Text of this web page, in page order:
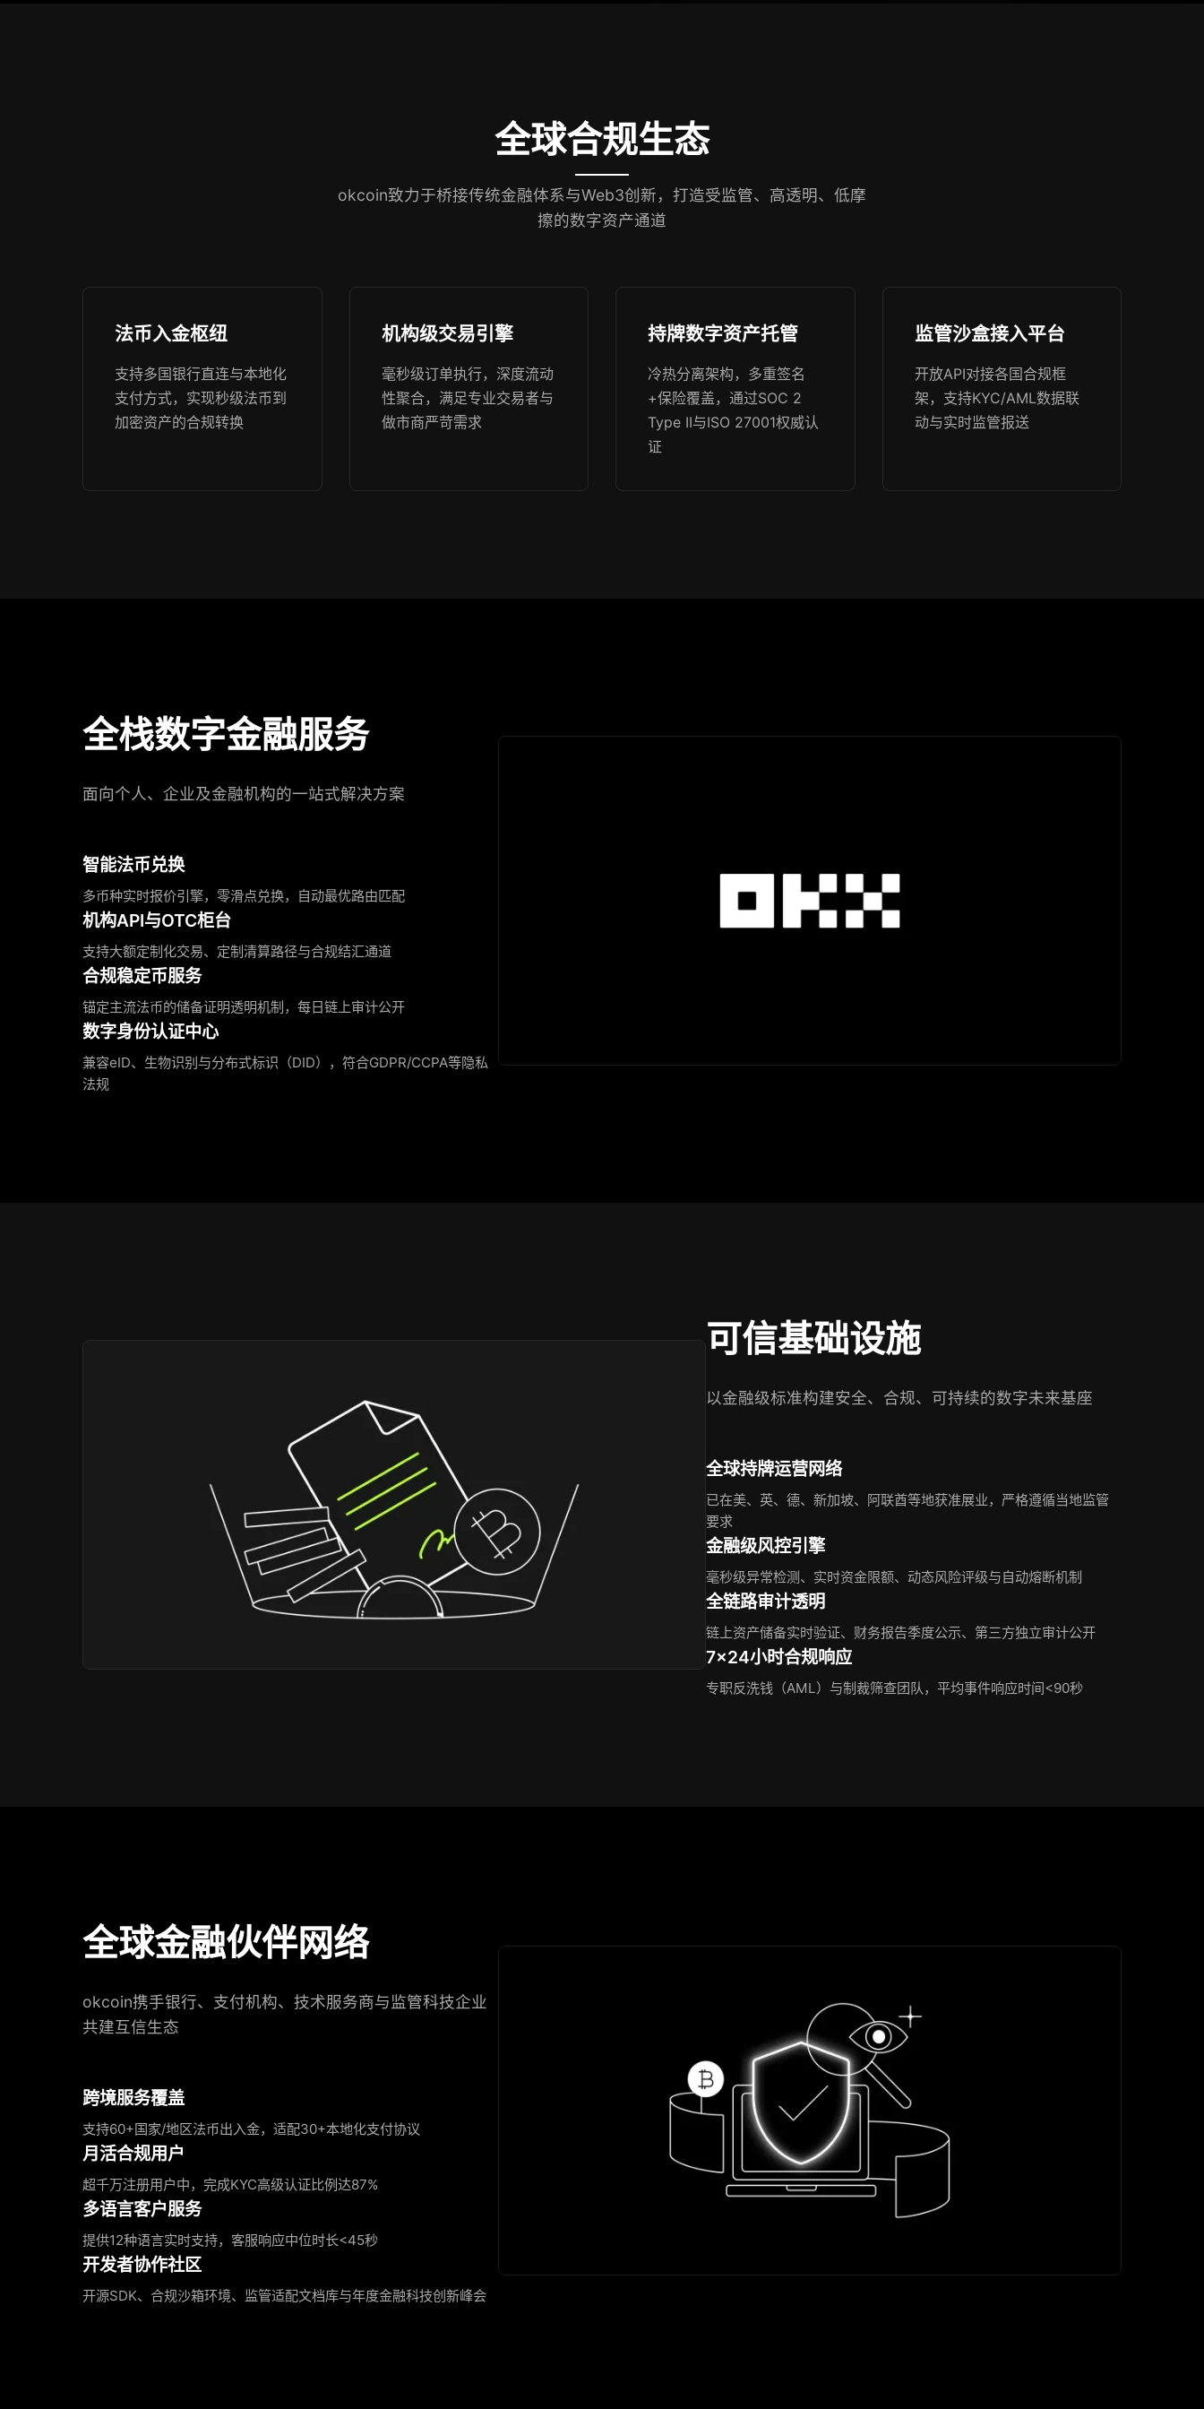
全球合规生态
okcoin致力于桥接传统金融体系与Web3创新，打造受监管、高透明、低摩
擦的数字资产通道
法币入金枢纽
支持多国银行直连与本地化
支付方式，实现秒级法币到
加密资产的合规转换
机构级交易引擎
毫秒级订单执行，深度流动
性聚合，满足专业交易者与
做市商严苛需求
持牌数字资产托管
冷热分离架构，多重签名
+保险覆盖，通过SOC 2
Type II与ISO 27001权威认
证
监管沙盒接入平台
开放API对接各国合规框
架，支持KYC/AML数据联
动与实时监管报送
全栈数字金融服务
面向个人、企业及金融机构的一站式解决方案
智能法币兑换
多币种实时报价引擎，零滑点兑换，自动最优路由匹配
机构API与OTC柜台
支持大额定制化交易、定制清算路径与合规结汇通道
合规稳定币服务
锚定主流法币的储备证明透明机制，每日链上审计公开
数字身份认证中心
兼容eID、生物识别与分布式标识（DID），符合GDPR/CCPA等隐私
法规
可信基础设施
以金融级标准构建安全、合规、可持续的数字未来基座
全球持牌运营网络
已在美、英、德、新加坡、阿联酋等地获准展业，严格遵循当地监管
要求
金融级风控引擎
毫秒级异常检测、实时资金限额、动态风险评级与自动熔断机制
全链路审计透明
链上资产储备实时验证、财务报告季度公示、第三方独立审计公开
7×24小时合规响应
专职反洗钱（AML）与制裁筛查团队，平均事件响应时间<90秒
全球金融伙伴网络
okcoin携手银行、支付机构、技术服务商与监管科技企业
共建互信生态
跨境服务覆盖
支持60+国家/地区法币出入金，适配30+本地化支付协议
月活合规用户
超千万注册用户中，完成KYC高级认证比例达87%
多语言客户服务
提供12种语言实时支持，客服响应中位时长<45秒
开发者协作社区
开源SDK、合规沙箱环境、监管适配文档库与年度金融科技创新峰会